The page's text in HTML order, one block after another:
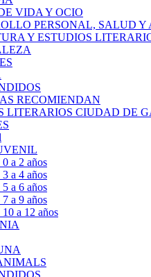
VIDA Y OCIO
PERSONAL, SALUD
Y ESTUDIOS
RECOMIENDAN
LITERARIOS CIUDAD DE
a 2 años
a 4 años
a 6 años
a 9 años
a 12 años